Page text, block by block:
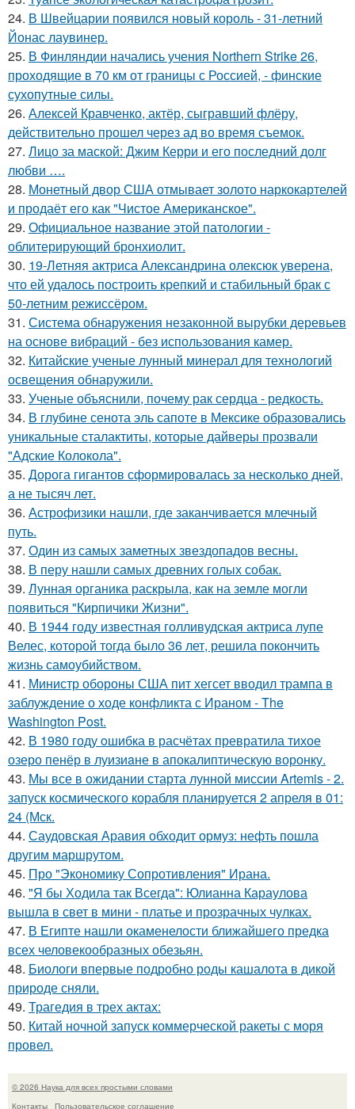
24. В Швейцарии появился новый король - 31-летний
Йонас лаувинер.
25. В Финляндии начались учения Northern Strike 26,
проходящие в 70 км от границы с Россией, - финские
сухопутные силы.
26. Алексей Кравченко, актёр, сыгравший флёру,
действительно прошел через ад во время съемок.
27. Лицо за маской: Джим Керри и его последний долг
любви ….
28. Монетный двор США отмывает золото наркокартелей
и продаёт его как "Чистое Американское".
29. Официальное название этой патологии -
облитерирующий бронхиолит.
30. 19-Летняя актриса Александрина олексюк уверена,
что ей удалось построить крепкий и стабильный брак с
50-летним режиссёром.
31. Система обнаружения незаконной вырубки деревьев
на основе вибраций - без использования камер.
32. Китайские ученые лунный минерал для технологий
освещения обнаружили.
33. Ученые объяснили, почему рак сердца - редкость.
34. В глубине сенота эль сапоте в Мексике образовались
уникальные сталактиты, которые дайверы прозвали
"Адские Колокола".
35. Дорога гигантов сформировалась за несколько дней,
а не тысяч лет.
36. Астрофизики нашли, где заканчивается млечный
путь.
37. Один из самых заметных звездопадов весны.
38. В перу нашли самых древних голых собак.
39. Лунная органика раскрыла, как на земле могли
появиться "Кирпичики Жизни".
40. В 1944 году известная голливудская актриса лупе
Велес, которой тогда было 36 лет, решила покончить
жизнь самоубийством.
41. Министр обороны США пит хегсет вводил трампа в
заблуждение о ходе конфликта с Ираном - The
Washington Post.
42. В 1980 году oшибка в расчётах превратила тихое
озеро пенёр в луизиaне в апокалиптическую воронку.
43. Мы все в ожидании старта лунной миссии Artemis - 2.
запуск космического корабля планируется 2 апреля в 01:
24 (Мск.
44. Саудовская Аравия обходит ормуз: нефть пошла
другим маршрутом.
45. Про "Экономику Сопротивления" Ирана.
46. "Я бы Ходила так Всегда": Юлианна Караулова
вышла в свет в мини - платье и прозрачных чулках.
47. В Египте нашли окаменелости ближайшего предка
всех человекообразных обезьян.
48. Биологи впервые подробно роды кашалота в дикой
природе сняли.
49. Трагедия в трех актах:
50. Китай ночной запуск коммерческой ракеты с моря
провел.
© 2026 Наука для всех простыми словами
Контакты
Пользовательское соглашение